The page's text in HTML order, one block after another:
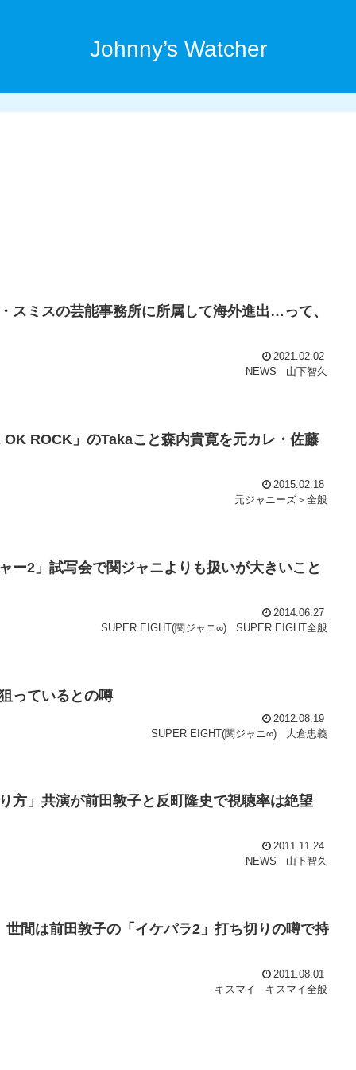
Johnny’s Watcher
スミスの芸能事務所に所属して海外進出…って、
2021.02.02
NEWS
山下智久
ROCK」のTakaこと森内貴寛を元カレ・佐藤
2015.02.18
元ジャニーズ＞全般
ー2」試写会で関ジャニよりも扱いが大きいこと
2014.06.27
SUPER EIGHT(関ジャニ∞)
SUPER EIGHT全般
っているとの噂
2012.08.19
SUPER EIGHT(関ジャニ∞)
大倉忠義
方」共演が前田敦子と反町隆史で視聴率は絶望
2011.11.24
NEWS
山下智久
間は前田敦子の「イケパラ2」打ち切りの噂で持
2011.08.01
キスマイ
キスマイ全般